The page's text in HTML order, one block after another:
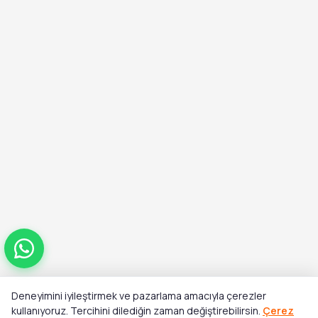
Toplam
Stok Yok
Deneyimini iyileştirmek ve pazarlama amacıyla çerezler
kullanıyoruz. Tercihini dilediğin zaman değiştirebilirsin. Çerez